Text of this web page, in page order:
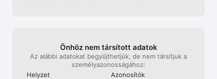
Önhöz nem társított adatok
Az alábbi adatokat begyűjthetjük, de nem társítjuk a
személy­azonos­ságához:
Helyzet
Azonosítók